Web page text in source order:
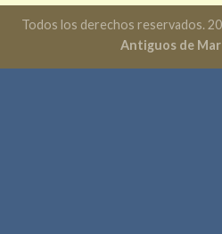
Todos los derechos reservados.
Antiguos de